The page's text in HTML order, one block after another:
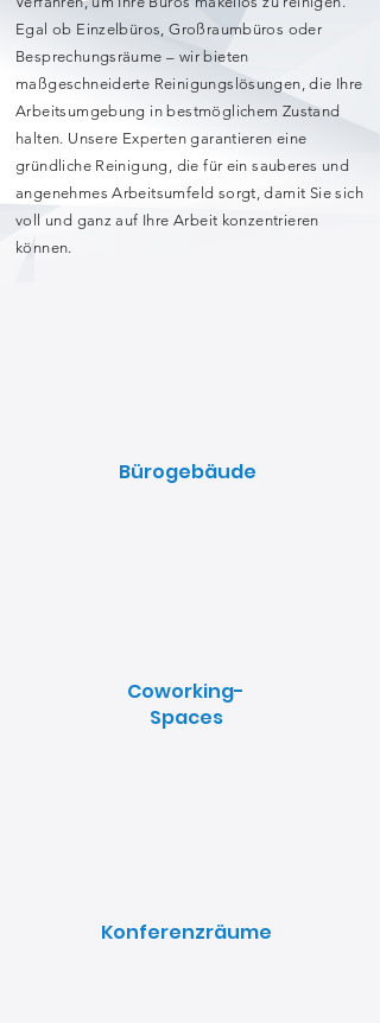
Egal ob Einzelbüros, Großraumbüros oder
Besprechungsräume – wir bieten
maßgeschneiderte Reinigungslösungen, die Ihre
Arbeitsumgebung in bestmöglichem Zustand
halten. Unsere Experten garantieren eine
gründliche Reinigung, die für ein sauberes und
angenehmes Arbeitsumfeld sorgt, damit Sie sich
voll und ganz auf Ihre Arbeit konzentrieren
können.
Bürogebäude
Coworking-
Spaces
Konferenzräume